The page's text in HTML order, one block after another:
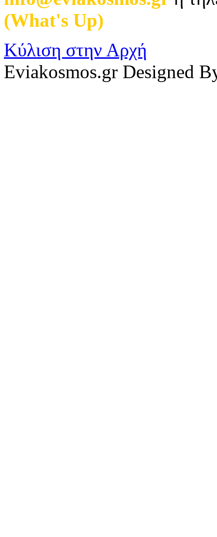
(What's Up)
Κύλιση στην Αρχή
Eviakosmos.gr Designed